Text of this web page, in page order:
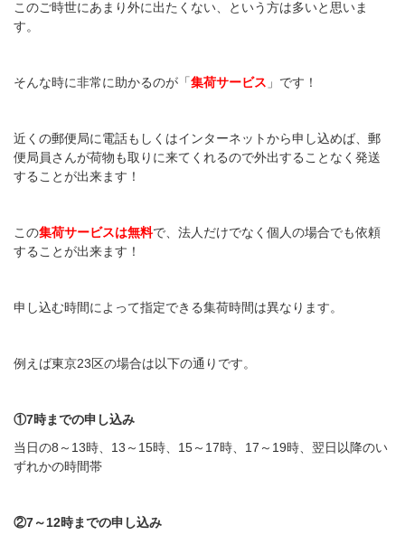
このご時世にあまり外に出たくない、という方は多いと思いま
す。
そんな時に非常に助かるのが「集荷サービス 」です！
近くの郵便局に電話もしくはインターネットから申し込めば、郵
便局員さんが荷物も取りに来てくれるので外出することなく発送
することが出来ます！
この集荷サービスは無料で、法人だけでなく個人の場合でも依頼
することが出来ます！
申し込む時間によって指定できる集荷時間は異なります。
例えば東京23区の場合は以下の通りです。
①7時までの申し込み
当日の8～13時、13～15時、15～17時、17～19時、翌日以降のい
ずれかの時間帯
②7～12時までの申し込み